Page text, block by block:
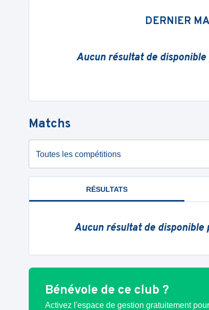
DERNIER
Aucun résultat de
Matchs
Toutes les compétitions
RÉSULTATS
Aucun résultat de disponible
Bénévole de ce club ?
Activez l'espace de gestion gratuitement pour